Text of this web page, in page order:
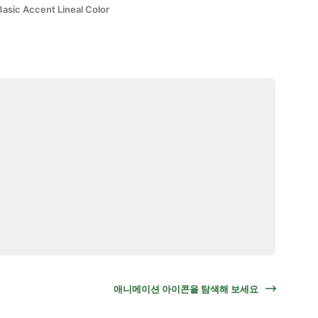
Accent Lineal Color
애니메이션 아이콘을 탐색해 보세요